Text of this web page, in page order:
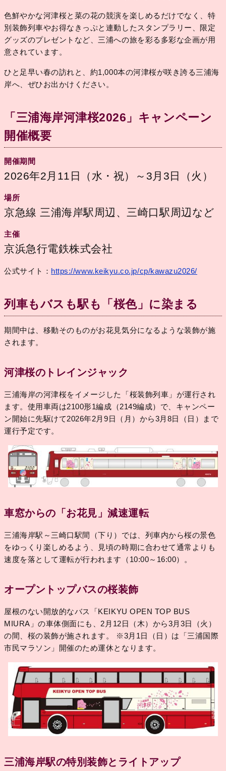
色鮮やかな河津桜と菜の花の競演を楽しめるだけでなく、特
別装飾列車やお得なきっぷと連動したスタンプラリー、限定
グッズのプレゼントなど、三浦への旅を彩る多彩な企画が用
意されています。
ひと足早い春の訪れと、約1,000本の河津桜が咲き誇る三浦海
岸へ、ぜひお出かけください。
「三浦海岸河津桜2026」キャンペーン
開催概要
開催期間
2026年2月11日（水・祝）～3月3日（火）
場所
京急線 三浦海岸駅周辺、三崎口駅周辺など
主催
京浜急行電鉄株式会社
公式サイト： https://www.keikyu.co.jp/cp/kawazu2026/
列車もバスも駅も「桜色」に染まる
期間中は、移動そのものがお花見気分になるような装飾が施
されます。
河津桜のトレインジャック
三浦海岸の河津桜をイメージした「桜装飾列車」が運行され
ます。使用車両は2100形1編成（2149編成）で、キャンペー
ン開始に先駆けて2026年2月9日（月）から3月8日（日）まで
運行予定です。
車窓からの「お花見」減速運転
三浦海岸駅～三崎口駅間（下り）では、列車内から桜の景色
をゆっくり楽しめるよう、見頃の時期に合わせて通常よりも
速度を落として運転が行われます（10:00～16:00）。
オープントップバスの桜装飾
屋根のない開放的なバス「KEIKYU OPEN TOP BUS
MIURA」の車体側面にも、2月12日（木）から3月3日（火）
の間、桜の装飾が施されます。 ※3月1日（日）は「三浦国際
市民マラソン」開催のため運休となります。
三浦海岸駅の特別装飾とライトアップ